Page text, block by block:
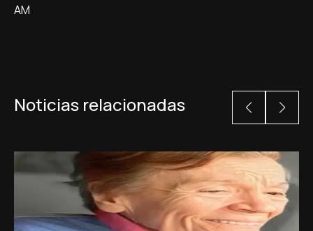
AM
Noticias relacionadas